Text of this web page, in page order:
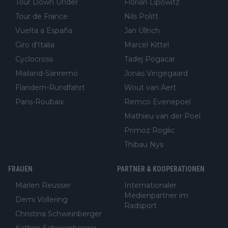
Tour Down Under
Tour de France
Vuelta a España
Giro d'Italia
Cyclocross
Mailand-Sanremo
Flandern-Rundfahrt
Paris-Roubaix
Florian Lipowitz
Nils Politt
Jan Ullrich
Marcel Kittel
Tadej Pogacar
Jonas Vingegaard
Wout van Aert
Remco Evenepoel
Mathieu van der Poel
Primoz Roglic
Thibau Nys
FRAUEN
Marlen Reusser
Demi Vollering
Christina Schweinberger
PARTNER & KOOPERATIONEN
Internationaler
Medienpartner im
Radsport